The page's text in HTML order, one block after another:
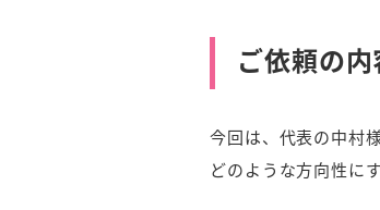
ご依頼の内
今回は、代表の中村
どのような方向性に